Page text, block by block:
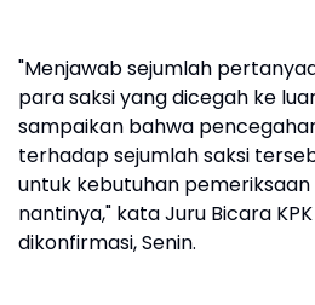
"Menjawab sejumlah
para saksi yang dicegah ke
sampaikan bahwa
terhadap sejumlah saksi
untuk kebutuhan pemeriksaan
nantinya," kata Juru Bicara
dikonfirmasi, Senin.